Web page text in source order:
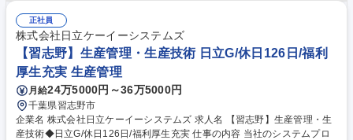
料をもってDRを行い詳細設計を進め金型図面を作成・手配/2DCAD・3D
CADを使用し金型設計 ■金型完成後の試作成形において客先へ伺い立合い
募集職種 【新潟】プラスチック製品を成形する金型の設計・製造/日立G
正社員
株式会社日立ケーイーシステムズ
【習志野】生産管理・生産技術 日立G/休日126日/福利
厚生充実 生産管理
月給24万5000円～36万5000円
千葉県習志野市
企業名 株式会社日立ケーイーシステムズ 求人名 【習志野】生産管理・生
産技術◆日立G/休日126日/福利厚生充実 仕事の内容 当社のシステムプロ